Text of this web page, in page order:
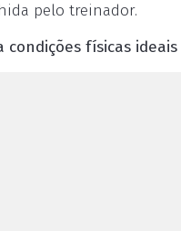
pelo treinador.
condições físicas ideais